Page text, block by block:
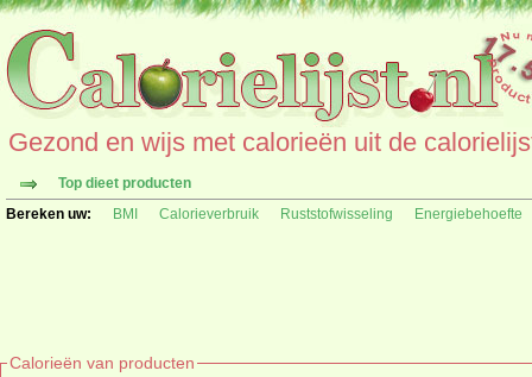
Gezond en wijs met calorieën uit de
Top dieet producten
Bereken uw:
BMI Calorieverbruik Ruststofwisseling Energiebehoefte
Calorieën van producten